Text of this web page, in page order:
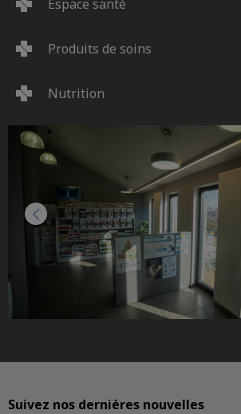
Espace santé
Produits de soins
Nutrition
Suivez nos dernières nouvelles